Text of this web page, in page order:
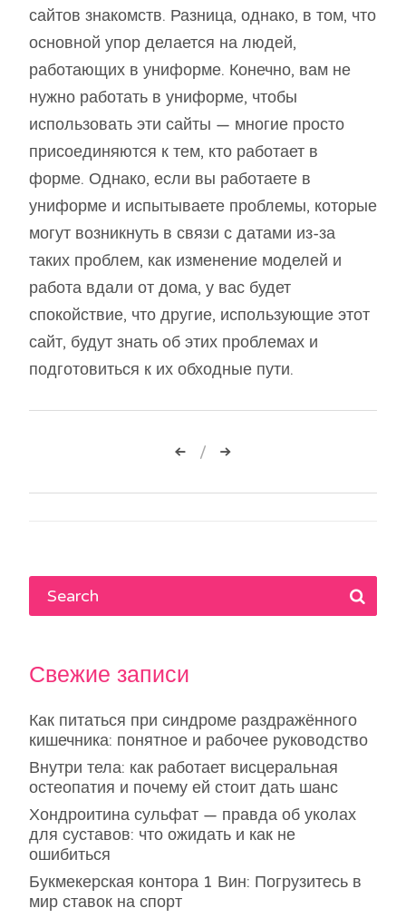
сайтов знакомств. Разница, однако, в том, что
основной упор делается на людей,
работающих в униформе. Конечно, вам не
нужно работать в униформе, чтобы
использовать эти сайты — многие просто
присоединяются к тем, кто работает в
форме. Однако, если вы работаете в
униформе и испытываете проблемы, которые
могут возникнуть в связи с датами из-за
таких проблем, как изменение моделей и
работа вдали от дома, у вас будет
спокойствие, что другие, использующие этот
сайт, будут знать об этих проблемах и
подготовиться к их обходные пути.
Навигация
по
Свежие записи
Как питаться при синдроме раздражённого
кишечника: понятное и рабочее руководство
Внутри тела: как работает висцеральная
остеопатия и почему ей стоит дать шанс
Хондроитина сульфат — правда об уколах
для суставов: что ожидать и как не
ошибиться
Букмекерская контора 1 Вин: Погрузитесь в
мир ставок на спорт